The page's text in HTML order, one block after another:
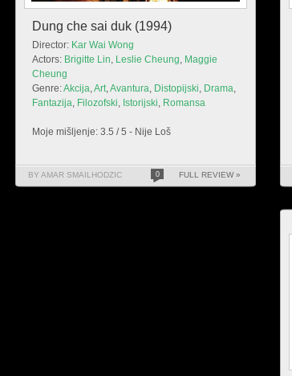
Dung che sai duk (1994)
Director: Kar Wai Wong
Actors: Brigitte Lin, Leslie Cheung, Maggie
Cheung
Genre:Akcija,Art,Avantura, Distopijski, Drama,
Fantazija, Filozofski, Istorijski, Romansa
Moje mišljenje: 3.5 / 5 - Nije Loš
BY AMAR SMAILHODZIC 0 FULL REVIEW »